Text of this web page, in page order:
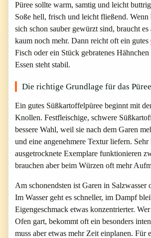
Püree sollte warm, samtig und leicht
Soße hell, frisch und leicht fließend. Wenn
sich schon sauber gewürzt sind, braucht
kaum noch mehr. Dann reicht oft ein gutes
Fisch oder ein Stück gebratenes Hähnchen
Essen steht stabil.
Die richtige Grundlage für das Püree
Ein gutes Süßkartoffelpüree beginnt mit
Knollen. Festfleischige, schwere
bessere Wahl, weil sie nach dem Garen
und eine angenehmere Textur liefern.
ausgetrocknete Exemplare funktionieren
brauchen aber beim Würzen oft mehr
Am schonendsten ist Garen in Salzwasser
Im Wasser geht es schneller, im Dampf
Eigengeschmack etwas konzentrierter.
Ofen gart, bekommt oft ein besonders
muss aber etwas mehr Zeit einplanen. Für